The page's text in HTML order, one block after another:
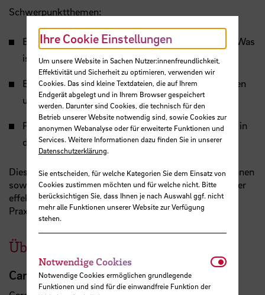
Schwerpunktthemen:
Einführung in die Implementierungswissenschaft: Was
ist das und warum ist es wichtig?
Barrieren und Förderfaktoren - Hindernisse erkennen
und überwinden
Praktische Ansätze und Tools zur Implementierung in
der klinischen Praxis
Dieser Workshop richtet sich an Wissenschaftlicher:innen
sowie praktisch tätige Physiotherapeut:innen, die an der
effektiven Umsetzung von Forschung in der täglichen
Praxis interessiert sind.
Über die Referentin
Carolin Bahns
Ihre Cookie Einstellungen
Um unsere Website in Sachen Nutzer:innenfreundlichkeit,
Effektivität und Sicherheit zu optimieren, verwenden wir
Cookies. Das sind kleine Textdateien, die auf Ihrem
Endgerät abgelegt und in Ihrem Browser gespeichert
werden. Darunter sind Cookies, die technisch für den
Betrieb unserer Website notwendig sind, sowie Cookies zur
anonymen Webanalyse oder für erweiterte Funktionen und
Services. Weitere Informationen dazu finden Sie in unserer
Datenschutzerklärung.
Sie entscheiden, für welche Kategorien Sie dem Einsatz von
Cookies zustimmen möchten und für welche nicht. Bitte
berücksichtigen Sie, dass Ihnen je nach Auswahl ggf. nicht
mehr alle Funktionen unserer Website zur Verfügung
stehen.
Notwendige Cookies
Notwendige Cookies ermöglichen grundlegende
Funktionen und sind für die einwandfreie Funktion der